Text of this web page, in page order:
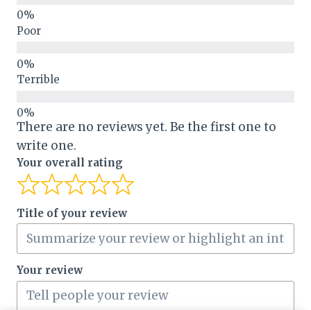
Poor
Terrible
There are no reviews yet. Be the first one to
write one.
Your overall rating
Title of your review
Your review